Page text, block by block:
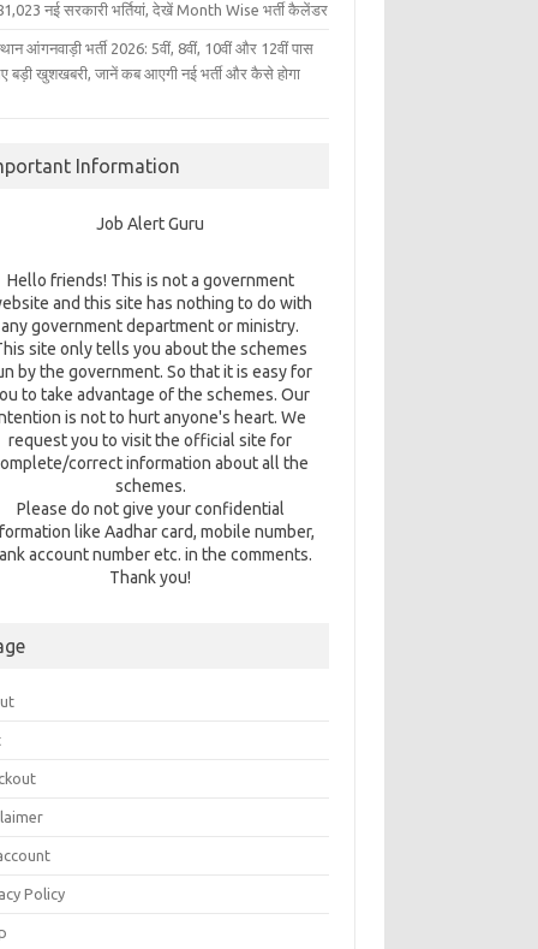
नई सरकारी भर्तियां, देखें Month Wise भर्ती कैलेंडर
आंगनवाड़ी भर्ती 2026: 5वीं, 8वीं, 10वीं और 12वीं पास
बड़ी खुशखबरी, जानें कब आएगी नई भर्ती और कैसे होगा
Information
Job Alert Guru
Hello friends! This is not a government
and this site has nothing to do with
any government department or ministry.
site only tells you about the schemes
by the government. So that it is easy for
to take advantage of the schemes. Our
is not to hurt anyone's heart. We
request you to visit the official site for
correct information about all the
schemes.
Please do not give your confidential
like Aadhar card, mobile number,
account number etc. in the comments.
Thank you!
Policy